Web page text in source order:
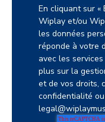
En cliquant sur «
Wiplay et/ou
les données
réponde à votre
avec les
plus sur la
et de vos droits,
confidentialité